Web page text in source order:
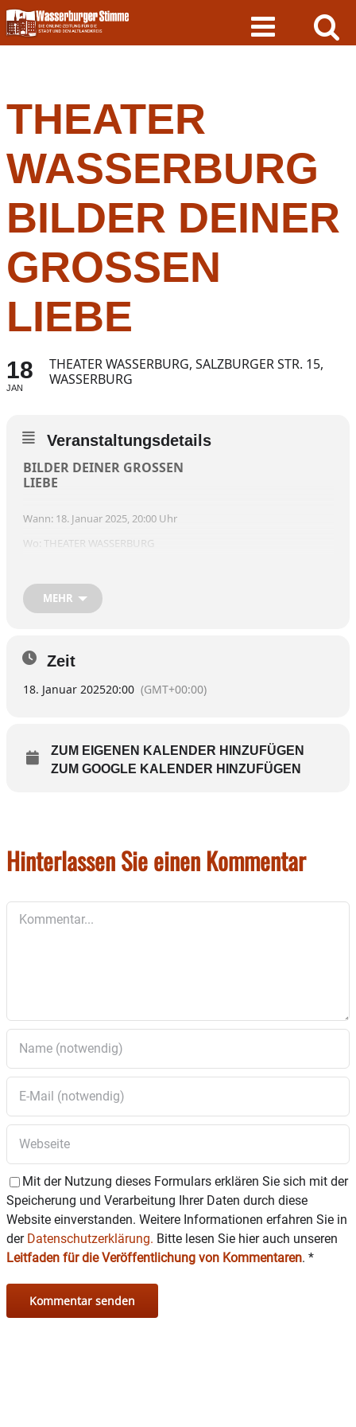
Skip
to
content
THEATER
WASSERBURG
BILDER DEINER
GROSSEN
LIEBE
18
JAN
THEATER WASSERBURG, SALZBURGER STR. 15,
WASSERBURG
Veranstaltungsdetails
BILDER DEINER GROSSEN
LIEBE
Wann: 18. Januar 2025, 20:00 Uhr
Wo: THEATER WASSERBURG
von
Robert Koall
Regie: Annett Segerer • Es spielen: Andreas Hagl • Susan
Hecker • Amelie Heiler • Carsten Klemm
•••
Reise. Durch
Wälder, Felder, Dörfer, an der Autobahn entlang – zu Fuß und per
Anhalter. Dabei begegnen Ihr Menschen mit deren Geschichten,
MEHR
Zeit
18. Januar 202520:00 (GMT+00:00)
ZUM EIGENEN KALENDER HINZUFÜGEN
ZUM GOOGLE KALENDER HINZUFÜGEN
Hinterlassen Sie einen Kommentar
Mit der Nutzung dieses Formulars erklären Sie sich mit der
Speicherung und Verarbeitung Ihrer Daten durch diese
Website einverstanden. Weitere Informationen erfahren Sie in
der Datenschutzerklärung. Bitte lesen Sie hier auch unseren
Leitfaden für die Veröffentlichung von Kommentaren. *